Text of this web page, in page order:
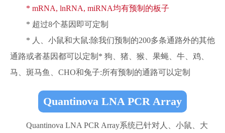
* mRNA, lnRNA, miRNA均有预制的板子
* 超过8个基因即可定制
* 人、小鼠和大鼠:除我们预制的200多条通路外的其他
通路或者基因都可以定制* 狗、猪、猴、果蝇、牛、鸡、
马、斑马鱼、CHO和兔子:所有预制的通路可以定制
Quantinova LNA PCR Array
Quantinova LNA PCR Array系统已针对人、小鼠、大